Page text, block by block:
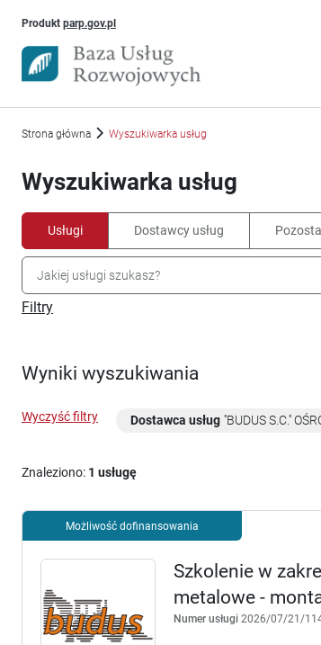
Produkt parp.gov.plUwaga, link otworzy się w nowym oknie
Strona główna Wyszukiwarka usług
Wyszukiwarka usług
Usługi Dostawcy usług
Filtry
Wyniki wyszukiwania
Wyczyść filtry Dostawca usług ''BUDUS S.C.''
Znaleziono: 1 usługę
Możliwość dofinansowania
Szkolenie w
metalowe -
Numer usługi 2026/07/21/